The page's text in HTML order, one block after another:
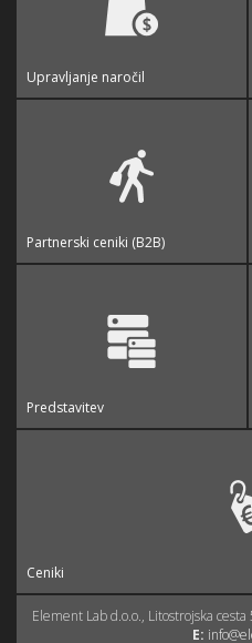
Upravljanje naročil
Partnerski ceniki (B2B)
Predstavitev
Ceniki
Element Lab d.o.o., Litostrojska
E: